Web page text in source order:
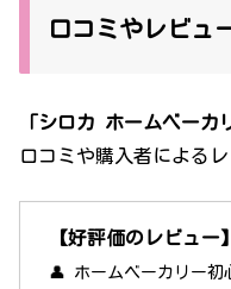
口コミやレビュ
「シロカ ホームベーカ
口コミや購入者による
【好評価のレビュー】
👤 ホームベーカリー初